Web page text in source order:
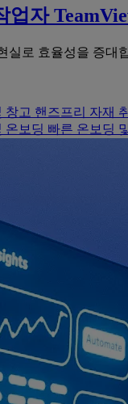
업자
실로 효율성을 증대
창고 핸즈프리 자재
온보딩 빠른 온보딩